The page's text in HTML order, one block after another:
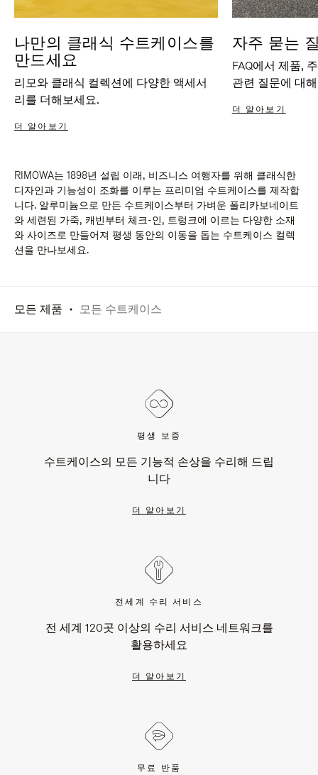
나만의 클래식 수트케이스를
만드세요
리모와 클래식 컬렉션에 다양한 액세서
리를 더해보세요.
더 알아보기
자주 묻는
FAQ에서 제품,
관련 질문에 대
더 알아보기
RIMOWA는 1898년 설립 이래, 비즈니스 여행자를 위해 클래식한
디자인과 기능성이 조화를 이루는 프리미엄 수트케이스를 제작합
니다. 알루미늄으로 만든 수트케이스부터 가벼운 폴리카보네이트
와 세련된 가죽, 캐빈부터 체크-인, 트렁크에 이르는 다양한 소재
와 사이즈로 만들어져 평생 동안의 이동을 돕는 수트케이스 컬렉
션을 만나보세요.
모든 제품 모든 수트케이스
평생 보증
수트케이스의 모든 기능적 손상을 수리해 드립
니다
더 알아보기
전세계 수리 서비스
전 세계 120곳 이상의 수리 서비스 네트워크를
활용하세요
더 알아보기
무료 반품